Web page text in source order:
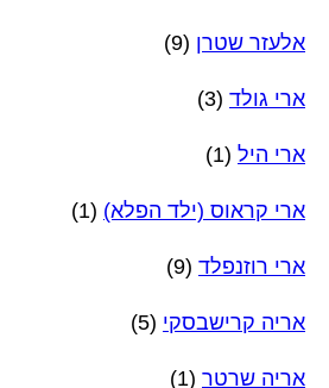
אלעזר שטרן (9)
ארי גולד (3)
ארי היל (1)
ארי קראוס (ילד הפלא) (1)
ארי רוזנפלד (9)
אריה קרישבסקי (5)
אריה שרטר (1)